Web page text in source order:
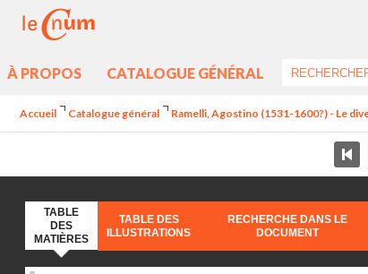
À PROPOS CATALOGUE GÉNÉRAL
Accueil Catalogue général Ramelli, Agostino (1531-1600?) - Le
TABLE
DES
MATIÈRES
TABLE DES
ILLUSTRATIONS
RECHERCHE DANS LE
DOCUMENT